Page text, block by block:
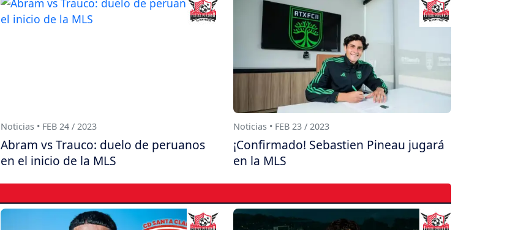
Noticias • FEB 24 / 2023
Abram vs Trauco: duelo de peruanos
en el inicio de la MLS
Noticias • FEB 23 / 2023
¡Confirmado! Sebastien Pineau jugará
en la MLS